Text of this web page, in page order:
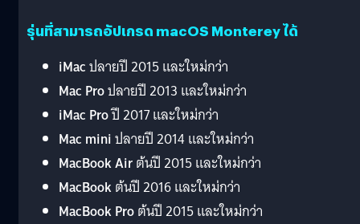
รุ่นที่สามารถอัปเกรด macOS Monterey ได้
iMacปลายปี 2015 และใหม่กว่า
Mac Proปลายปี 2013 และใหม่กว่า
iMac Proปี 2017 และใหม่กว่า
Mac miniปลายปี 2014 และใหม่กว่า
MacBook Airต้นปี 2015 และใหม่กว่า
MacBookต้นปี 2016 และใหม่กว่า
MacBook Proต้นปี 2015 และใหม่กว่า